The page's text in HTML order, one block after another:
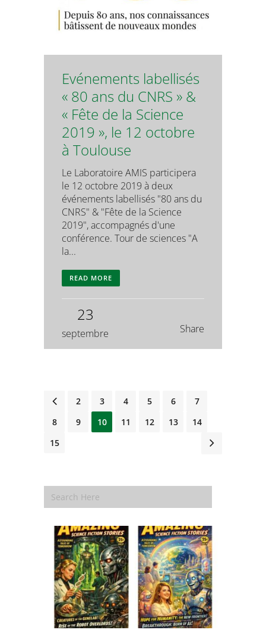
Evénements labellisés
« 80 ans du CNRS » &
« Fête de la Science
2019 », le 12 octobre
à Toulouse
Le Laboratoire AMIS participera
le 12 octobre 2019 à deux
événements labellisés "80 ans du
CNRS" & "Fête de la Science
2019", accompagnés d'une
conférence. Tour de sciences "A
la...
READ MORE
23
septembre Share
1 2 3 4 5 6
7
8
9 10 11 12 13
14
15